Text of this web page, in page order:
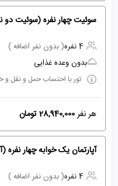
سوئیت چهار نفره (سوئیت
4 نفره
( بدون نفر اضافه )
بدون وعده غذایی
تور با احتساب حمل و نقل و
هر نفر28,940,000 تومان
آپارتمان یک خوابه چهار
4 نفره
( بدون نفر اضافه )